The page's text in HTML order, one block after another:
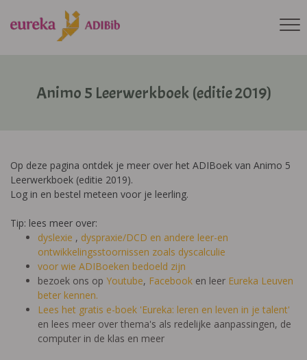
Animo 5 Leerwerkboek (editie 2019)
Op deze pagina ontdek je meer over het ADIBoek van Animo 5
Leerwerkboek (editie 2019).
Log in en bestel meteen voor je leerling.
Tip: lees meer over:
dyslexie , dyspraxie/DCD en andere leer-en
ontwikkelingsstoornissen zoals dyscalculie
voor wie ADIBoeken bedoeld zijn
bezoek ons op Youtube, Facebook en leer Eureka Leuven
beter kennen.
Lees het gratis e-boek 'Eureka: leren en leven in je talent'
en lees meer over thema's als redelijke aanpassingen, de
computer in de klas en meer